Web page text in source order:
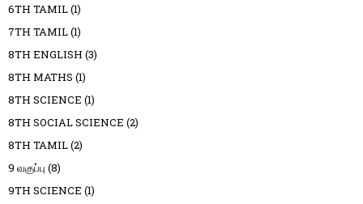
6TH TAMIL(1)
7TH TAMIL(1)
8TH ENGLISH (3)
8TH MATHS (1)
8TH SCIENCE (1)
8TH SOCIAL SCIENCE (2)
8TH TAMIL(2)
9 வகுப்பு (8)
9TH SCIENCE (1)